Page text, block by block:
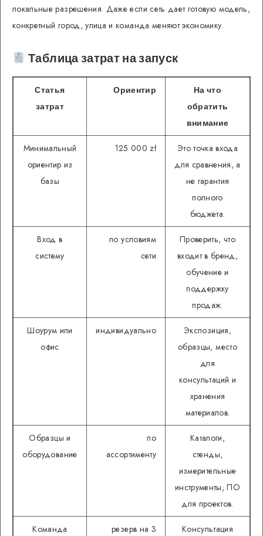
локальные разрешения. Даже если сеть дает готовую модель,
конкретный город, улица и команда меняют экономику.
Таблица затрат на запуск
Статья
затрат
Ориентир
На что
обратить
внимание
Минимальный
ориентир из
базы
125 000 zł
Это точка входа
для сравнения, а
не гарантия
полного
бюджета.
Вход в
систему
по условиям
сети
Проверить, что
входит в бренд,
обучение и
поддержку
продаж.
Шоурум или
офис
индивидуально
Экспозиция,
образцы, место
для
консультаций и
хранения
материалов.
Образцы и
оборудование
по
ассортименту
Каталоги,
стенды,
измерительные
инструменты, ПО
для проектов.
Команда
резерв на 3
Консультация